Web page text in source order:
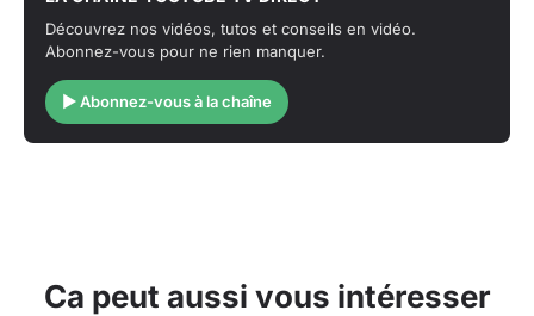
Découvrez nos vidéos, tutos et conseils en vidéo.
Abonnez-vous pour ne rien manquer.
▶ Abonnez-vous à la chaîne
Ca peut aussi vous intéresser